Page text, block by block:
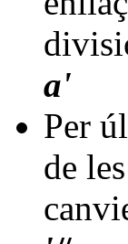
a'
Per
de